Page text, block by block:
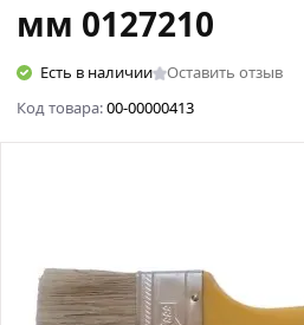
мм 0127210
Есть в наличии
Оставить отзыв
Код товара:00-00000413